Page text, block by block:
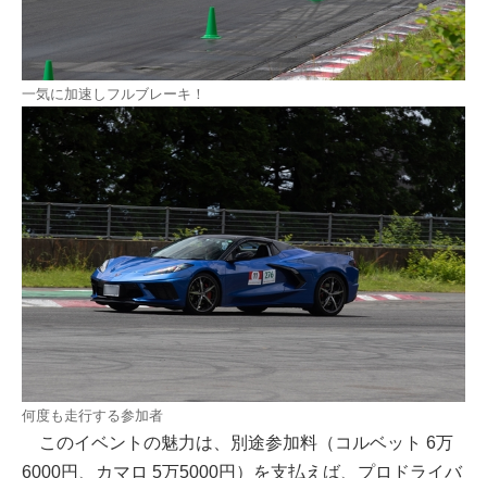
一気に加速しフルブレーキ！
何度も走行する参加者
このイベントの魅力は、別途参加料（コルベット 6万
6000円、カマロ 5万5000円）を支払えば、プロドライバ